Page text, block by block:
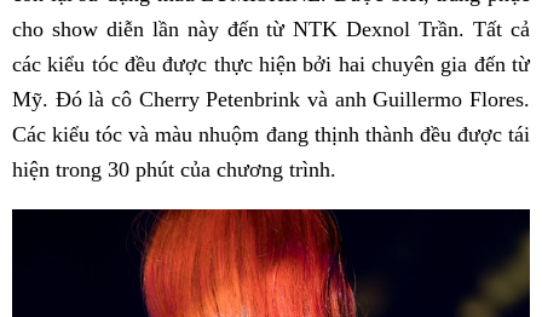
cho show diễn lần này đến từ NTK Dexnol Trần. Tất cả
các kiểu tóc đều được thực hiện bởi hai chuyên gia đến từ
Mỹ. Đó là cô Cherry Petenbrink và anh Guillermo Flores.
Các kiểu tóc và màu nhuộm đang thịnh thành đều được tái
hiện trong 30 phút của chương trình.